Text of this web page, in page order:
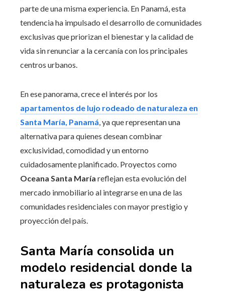
parte de una misma experiencia. En Panamá, esta
tendencia ha impulsado el desarrollo de comunidades
exclusivas que priorizan el bienestar y la calidad de
vida sin renunciar a la cercanía con los principales
centros urbanos.
En ese panorama, crece el interés por los
apartamentos de lujo rodeado de naturaleza en
Santa María, Panamá, ya que representan una
alternativa para quienes desean combinar
exclusividad, comodidad y un entorno
cuidadosamente planificado. Proyectos como
Oceana Santa María reflejan esta evolución del
mercado inmobiliario al integrarse en una de las
comunidades residenciales con mayor prestigio y
proyección del país.
Santa María consolida un
modelo residencial donde la
naturaleza es protagonista